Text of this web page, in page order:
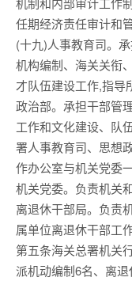
任期经济责任审计和
(十九)人事教育司。
机构编制、海关关衔
才队伍建设工作,指导
政治部。承担干部管
工作和文化建设、队
署人事教育司、思想
作办公室与机关党委
机关党委。负责机关
离退休干部局。负责
属单位离退休干部工作
第五条海关总署机关
派机动编制6名、离